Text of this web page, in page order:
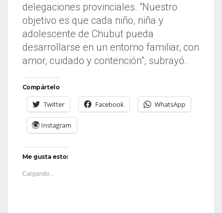
delegaciones provinciales. “Nuestro
objetivo es que cada niño, niña y
adolescente de Chubut pueda
desarrollarse en un entorno familiar, con
amor, cuidado y contención”, subrayó.
Compártelo
Twitter Facebook WhatsApp
Instagram
Me gusta esto:
Cargando...